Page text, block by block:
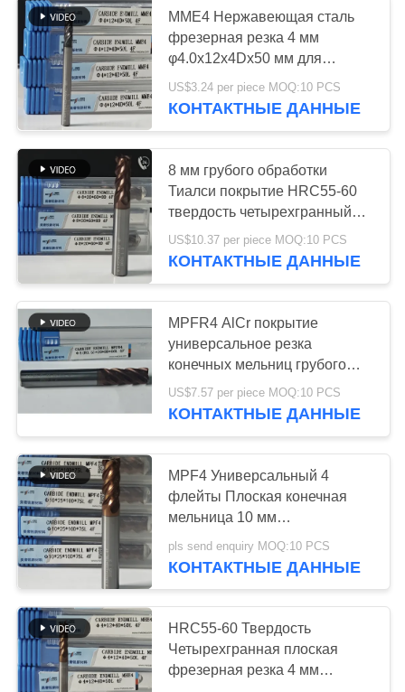
подшипника
Вставки сверла u
Твердые режущие
инструменты
Абразивные диски
диаманта
стали
MME4 Нержавеющая сталь
фрезерная резка 4 мм
φ4.0x12x4Dx50 мм для
грубого отделки твердость
HRC55-60
US$3.24 per piece MOQ:10 PCS
КОНТАКТНЫЕ ДАННЫЕ
8 мм грубого обработки
Тиалси покрытие HRC55-60
твердость четырехгранный
плоскостной фрезерный
резач для низколегированной
стальной заготовки
US$10.37 per piece MOQ:10 PCS
КОНТАКТНЫЕ ДАННЫЕ
MPFR4 AlCr покрытие
универсальное резка
конечных мельниц грубого
обработки 4 флейты круглый
нос мельницы 8 мм Φ8 R0.5
US$7.57 per piece MOQ:10 PCS
КОНТАКТНЫЕ ДАННЫЕ
MPF4 Универсальный 4
флейты Плоская конечная
мельница 10 мм
Φ10x25x10Dx75 мм для резки
низкоуглеродистой сплавной
стали в пределах твердости
pls send enquiry MOQ:10 PCS
КОНТАКТНЫЕ ДАННЫЕ
HRC55-60 Твердость
Четырехгранная плоская
фрезерная резка 4 мм